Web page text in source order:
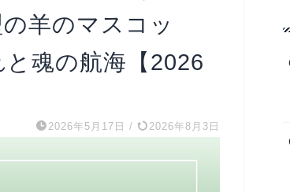
羊のマスコッ
魂の航海【2026
2026年5月17日 / 2026年8月3日